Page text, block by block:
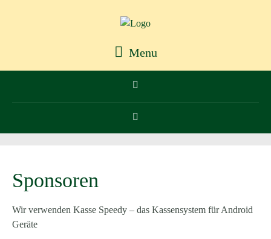
Menu
Sponsoren
Wir verwenden Kasse Speedy – das Kassensystem für Android
Geräte